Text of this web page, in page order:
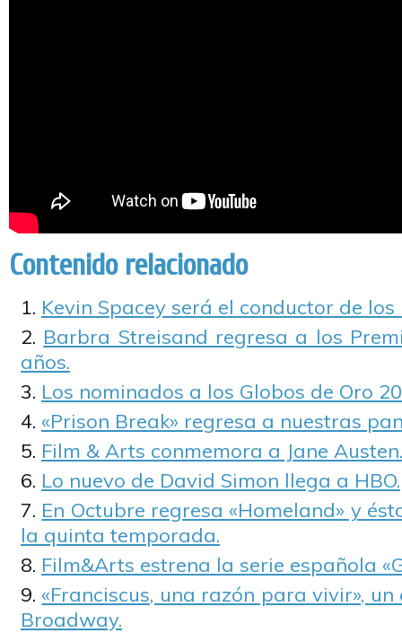
Contenido relacionado
Kevin Spacey será el conductor de
Barbra Streisand regresa a los
años.
Los nominados a los Globos de Oro
«Prison Break» regresa a nuestras
Film & Arts conmemora a Jane Austen.
Lo nuevo de David Simon llega a HBO.
En Octubre regresa «Homeland» y
la quinta temporada.
Film&Arts estrena la serie española
«Franciscus, una razón para vivir»,
Broadway.